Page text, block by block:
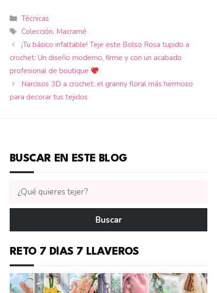
Categorías
Técnicas
Etiquetas
Colección, Macramé
¡Tu básico infaltable! Teje este Bolso Rosa tupido a
crochet: Un diseño moderno, firme y con un acabado
profesional de boutique
Narcisos 3D a crochet: el granny floral más hermoso
para decorar tus tejidos
BUSCAR EN ESTE BLOG
Buscar
tutoriales
en
Buscar
RETO 7 DÍAS 7 LLAVEROS